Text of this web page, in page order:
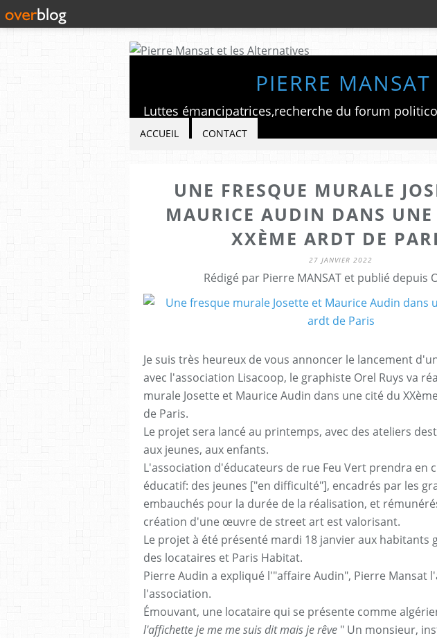
PIERRE
ACCUEIL CONTACT
UNE FRESQUE MURALE
MAURICE AUDIN DANS UNE
XXÈME ARDT DE
27 JANVIER 2022
Rédigé par Pierre MANSAT et publié depuis
Je suis très heureux de vous annoncer le lancement
avec l'association Lisacoop, le graphiste Orel Ruys va
murale Josette et Maurice Audin dans une cité du
de Paris.
Le projet sera lancé au printemps, avec des ateliers
aux jeunes, aux enfants.
L'association d'éducateurs de rue Feu Vert prendra en
éducatif: des jeunes ["en difficulté"], encadrés par les
embauchés pour la durée de la réalisation, et
création d'une œuvre de street art est valorisant.
Le projet à été présenté mardi 18 janvier aux habitants
des locataires et Paris Habitat.
Pierre Audin a expliqué l'"affaire Audin", Pierre Mansat
l'association.
Émouvant, une locataire qui se présente comme
l'affichette je me me suis dit mais je rêve " Un monsieur,